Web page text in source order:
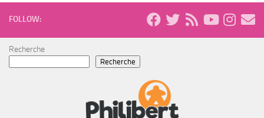
FOLLOW:
Recherche
Recherche